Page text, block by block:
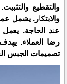
والتقطيع
والابتكار. يشمل
عند الحاجة.
رضا العملاء.
تصميمات الجبس